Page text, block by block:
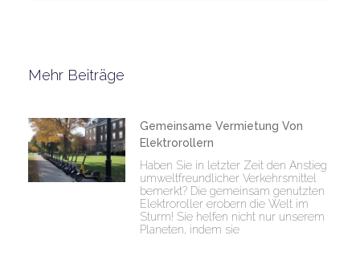
Mehr Beiträge
Gemeinsame Vermietung Von
Elektrorollern
Haben Sie in letzter Zeit den Anstieg
umweltfreundlicher Verkehrsmittel
bemerkt? Die gemeinsam genutzten
Elektroroller erobern die Welt im
Sturm! Sie helfen nicht nur unserem
Planeten, indem sie